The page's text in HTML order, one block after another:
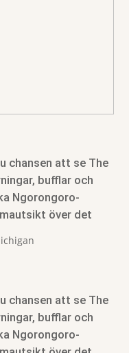
chansen att se The
bufflar och
Ngorongoro-
över det
chansen att se The
bufflar och
Ngorongoro-